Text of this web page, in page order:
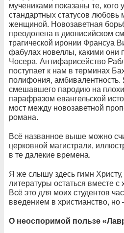
мучениками показаны те, кого
стандартных статусов
женщиной. Новозаветная
преодолена в дионисийском
трагической иронии Франсуа
фабулах новеллы, какими они
Чосера. Антифарисейство
поступает к нам в терминах
полифония, амбивалентность.
смешавшего пародию на
парафразом евангельской
мост между новозаветной
романа.
Всё названное выше можно
церковной магистрали,
в те далекие времена.
Я же слышу здесь гимн
литературы остаться вместе с
Всё это для моих студентов
введением в христианство,
О неоспоримой пользе